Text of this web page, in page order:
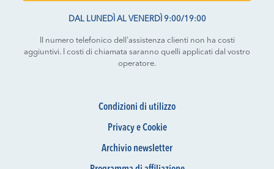
DAL LUNEDÌ AL VENERDÌ 9:00/19:00
Il numero telefonico dell'assistenza clienti non ha costi
aggiuntivi. I costi di chiamata saranno quelli applicati dal vostro
operatore.
Condizioni di utilizzo
Privacy e Cookie
Archivio newsletter